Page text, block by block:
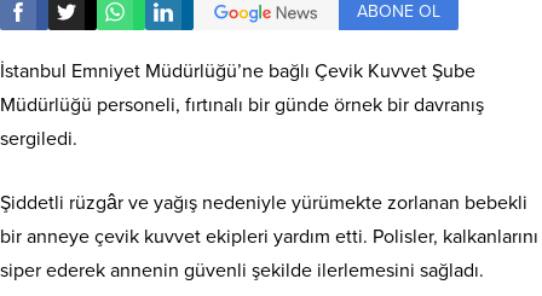
ABONE OL
İstanbul Emniyet Müdürlüğü’ne bağlı Çevik Kuvvet Şube
Müdürlüğü personeli, fırtınalı bir günde örnek bir davranış
sergiledi.
Şiddetli rüzgâr ve yağış nedeniyle yürümekte zorlanan bebekli
bir anneye çevik kuvvet ekipleri yardım etti. Polisler, kalkanlarını
siper ederek annenin güvenli şekilde ilerlemesini sağladı.